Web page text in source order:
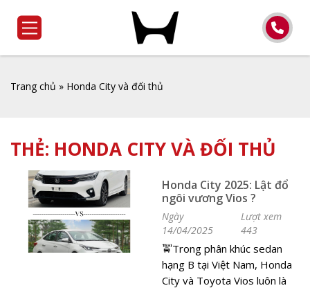
Trang chủ » Honda City và đối thủ
THẺ: HONDA CITY VÀ ĐỐI THỦ
Honda City 2025: Lật đổ
ngôi vương Vios ?
Ngày
14/04/2025
Lượt xem
443
🚖​Trong phân khúc sedan
hạng B tại Việt Nam, Honda
City và Toyota Vios luôn là